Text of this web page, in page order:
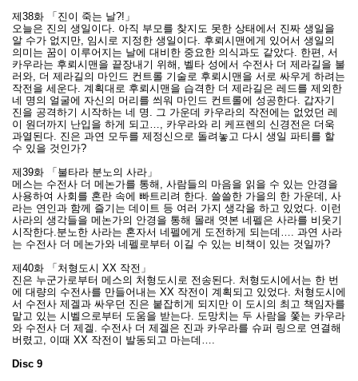
제38화 「진이 죽는 날?!」
오늘은 진의 생일이다. 아직 부모를 찾지도 못한 상태에서 진짜 생일을
알 수가 없지만, 임시로 지정한 생일이다. 후뢰시맨에게 있어서 생일의
의미는 꿈이 이루어지는 날에 대비한 중요한 의식과도 같았다. 한편, 서
카우라는 후뢰시맨을 끝장내기 위해, 벨타 성에서 수전사 더 제라길을 불
러와, 더 제라길의 마인드 컨트롤 기술로 후뢰시맨을 서로 싸우게 하려는
작전을 세운다. 계획대로 후뢰시맨을 습격한 더 제라길은 레드를 제외한
네 명의 얼굴에 자신의 머리를 씌워 마인드 컨트롤에 성공한다. 갑자기
진을 공격하기 시작하는 네 명. 그 가운데 카우라의 작전에는 없었던 레
이 원더까지 난입을 하게 되고…, 카우라와 리 케프렌의 신경전은 더욱
과열된다. 진은 과연 모두를 제정신으로 돌려놓고 다시 생일 파티를 할
수 있을 것인가?
제39화 「불타라 분노의 사라」
메스는 수전사 더 메논가를 통해, 사람들의 마음을 읽을 수 있는 안경을
사용하여 사회를 혼란 속에 빠트리려 한다. 쓸쓸한 가을의 한 가운데, 사
라는 연인과 함께 즐기는 데이트 등 여러 가지 생각을 하고 있었다. 이런
사라의 생각들을 메논가의 안경을 통해 몰래 엿본 네펠은 사라를 비웃기
시작한다.분노한 사라는 혼자서 네펠에게 도전하게 되는데…. 과연 사라
는 수전사 더 메논가와 네펠로부터 이길 수 있는 비책이 있는 것일까?
제40화 「처형도시 XX 작전」
진은 누군가로부터 메스의 처형도시로 전송된다. 처형도시에서는 한 번
에 대량의 수전사를 만들어내는 XX 작전이 계획되고 있었다. 처형도시에
서 수전사 제겔과 싸우던 진은 붙잡히게 되지만 이 도시의 최고 책임자를
맡고 있는 시벨으로부터 도움을 받는다. 도망치는 두 사람을 쫓는 카우라
와 수전사 더 제겔. 수전사 더 제겔은 진과 카우라를 슈퍼 링으로 연결해
버렸고, 이때 XX 작전이 발동되고 마는데….
Disc 9